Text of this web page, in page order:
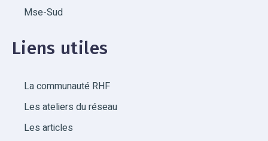
Mse-Sud
Liens utiles
La communauté RHF
Les ateliers du réseau
Les articles